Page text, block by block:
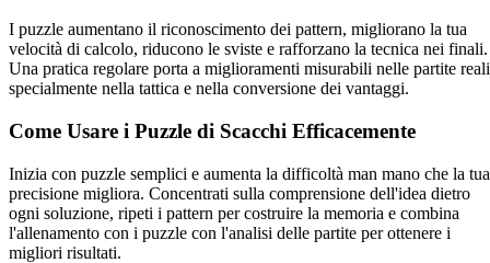
I puzzle aumentano il riconoscimento dei pattern, migliorano la tua
velocità di calcolo, riducono le sviste e rafforzano la tecnica nei finali.
Una pratica regolare porta a miglioramenti misurabili nelle partite
specialmente nella tattica e nella conversione dei vantaggi.
Come Usare i Puzzle di Scacchi Efficacemente
Inizia con puzzle semplici e aumenta la difficoltà man mano che la tua
precisione migliora. Concentrati sulla comprensione dell'idea dietro
ogni soluzione, ripeti i pattern per costruire la memoria e combina
l'allenamento con i puzzle con l'analisi delle partite per ottenere i
migliori risultati.